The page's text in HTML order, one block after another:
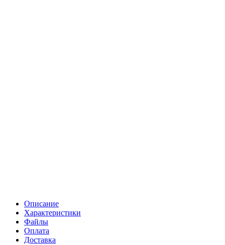
Описание
Характеристики
Файлы
Оплата
Доставка